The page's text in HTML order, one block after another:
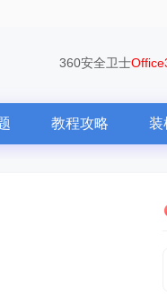
360安全卫士
教程攻略 装